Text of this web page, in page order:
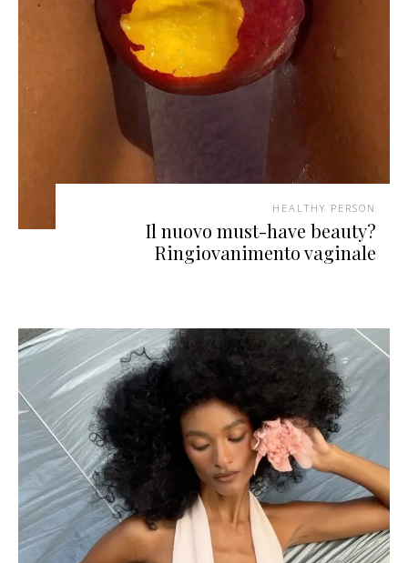
HEALTHY PERSON
Il nuovo must-have beauty?
Ringiovanimento vaginale